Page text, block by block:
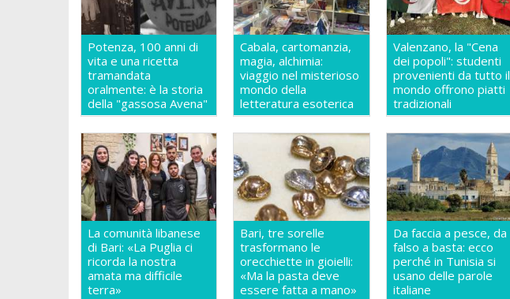
Potenza, 100 anni di
vita e una ricetta
tramandata
oralmente: è la storia
della "gassosa Avena"
Cabala, cartomanzia,
magia, alchimia:
viaggio nel misterioso
mondo della
letteratura esoterica
Valenzano, la "Cena
dei popoli": studenti
provenienti da tutto il
mondo offrono piatti
tradizionali
La comunità libanese
di Bari: «La Puglia ci
ricorda la nostra
amata ma difficile
terra»
Bari, tre sorelle
trasformano le
orecchiette in gioielli:
«Ma la pasta deve
essere fatta a mano»
Da faccia a pesce, da
falso a basta: ecco
perché in Tunisia si
usano delle parole
italiane